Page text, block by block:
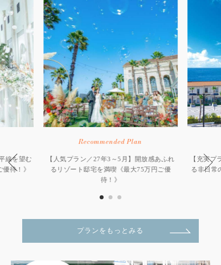
線を望む
待！》
Recommended Plan
【人気プラン／27年3～5月】開放感あふれ
るリゾート邸宅を満喫《最大75万円ご優
待！》
【充実
る非日常
プランをもっとみる